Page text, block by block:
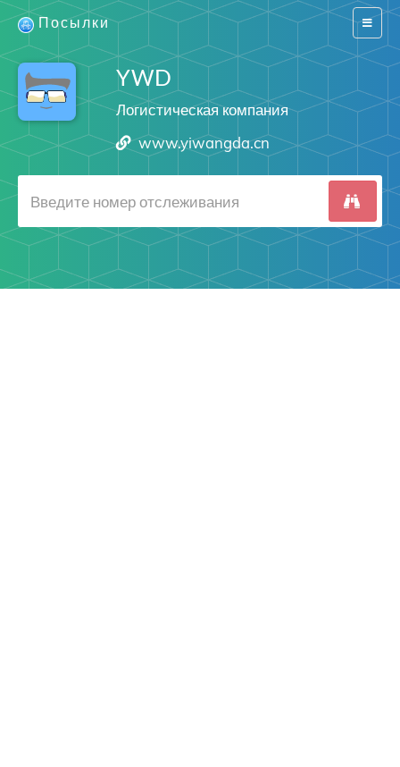
Switch
Посылки
YWD
Логистическая компания
www.yiwangda.cn